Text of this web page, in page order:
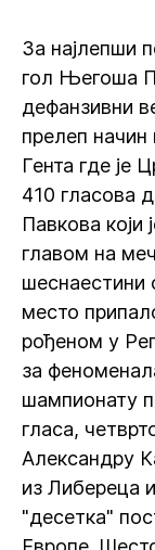
За најлепши
гол Његоша
дефанзивни
прелеп начин
Гента где је
410 гласова
Павкова који
главом на
шеснаестини
место
рођеном у
за
шампионату
гласа,
Александру
из Либереца
"десетка"